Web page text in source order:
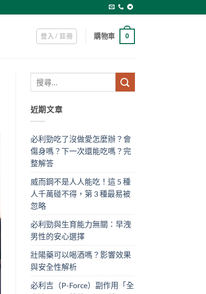
登入 / 註冊 購物車 0
近期文章
必利勁吃了沒做愛怎麼辦？會
傷身嗎？下一次還能吃嗎？完
整解答
威而鋼不是人人能吃！這 5 種
人千萬碰不得，第 3 種最易被
忽略
必利勁與生育能力無關：早洩
男性的安心選擇
壯陽藥可以喝酒嗎？影響效果
與安全性解析
必利吉（P-Force）副作用「全